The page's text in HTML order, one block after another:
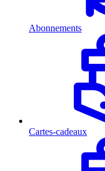
Abonnements
Cartes-cadeaux